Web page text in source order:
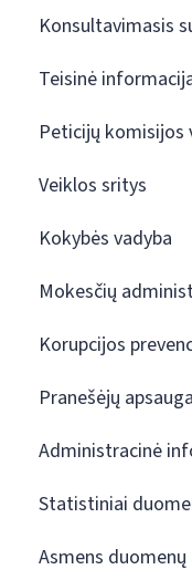
Konsultavimasis
Teisinė
Peticijų komisijos
Veiklos sritys
Kokybės vadyba
Mokesčių
Korupcijos
Pranešėjų
Administracinė
Statistiniai
Asmens duomenų